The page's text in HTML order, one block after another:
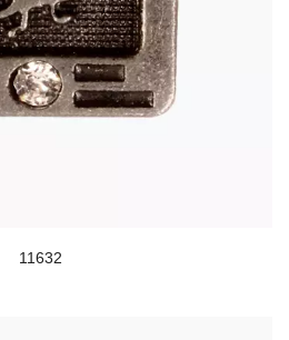
11632